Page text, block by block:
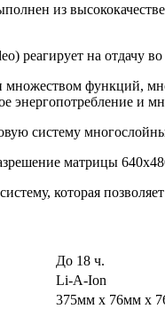
из
реагирует на отдачу
функций,
энергопотребление и
систему
матрицы
которая
До 18 ч.
Li-A-Ion
375мм x 76мм x